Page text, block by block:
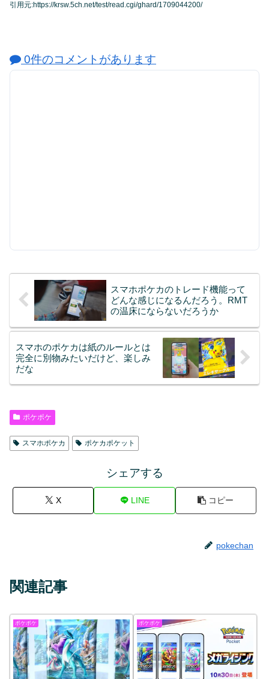
引用元:https://krsw.5ch.net/test/read.cgi/ghard/1709044200/
0件のコメントがあります
スマホポケカのトレード機能って
どんな感じになるんだろう。RMT
の温床にならないだろうか
スマホのポケカは紙のルールとは
完全に別物みたいだけど、楽しみ
だな
ポケポケ
スマホポケカ ポケカポケット
シェアする
X LINE コピー
pokechan
関連記事
ポケポケ ポケポケ